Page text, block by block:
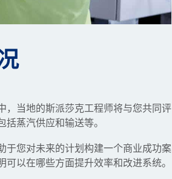
，当地的斯派莎克工程师将与您共同评
蒸汽供应和输送等。
于您对未来的计划构建一个商业成功案
以在哪些方面提升效率和改进系统。